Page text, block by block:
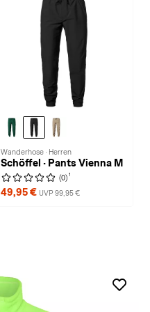
Wanderhose · Herren
Schöffel · Pants Vienna M
(0) 1
49,95 € UVP 99,95 €